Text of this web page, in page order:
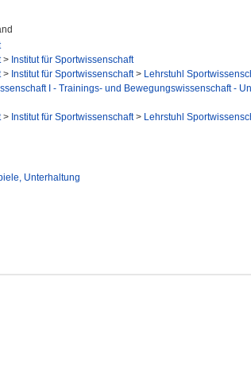
> Institut für Sportwissenschaft
> Institut für Sportwissenschaft> Lehrstuhl
I - Trainings- und Bewegungswissenschaft -
> Institut für Sportwissenschaft> Lehrstuhl
Unterhaltung